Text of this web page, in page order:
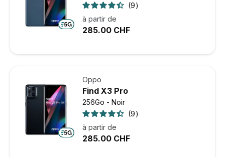
9
à partir de
285.00 CHF
Oppo
Find X3 Pro
256Go - Noir
9
à partir de
285.00 CHF